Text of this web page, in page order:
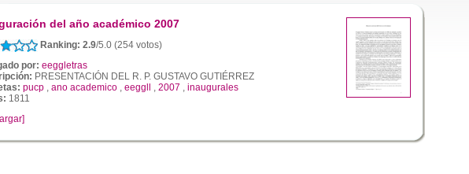
del año académico 2007
Ranking: 2.9/5.0 (254 votos)
por: eeggletras
PRESENTACIÓN DEL R. P. GUSTAVO GUTIÉRREZ
pucp , ano academico , eeggll , 2007 , inaugurales
1811